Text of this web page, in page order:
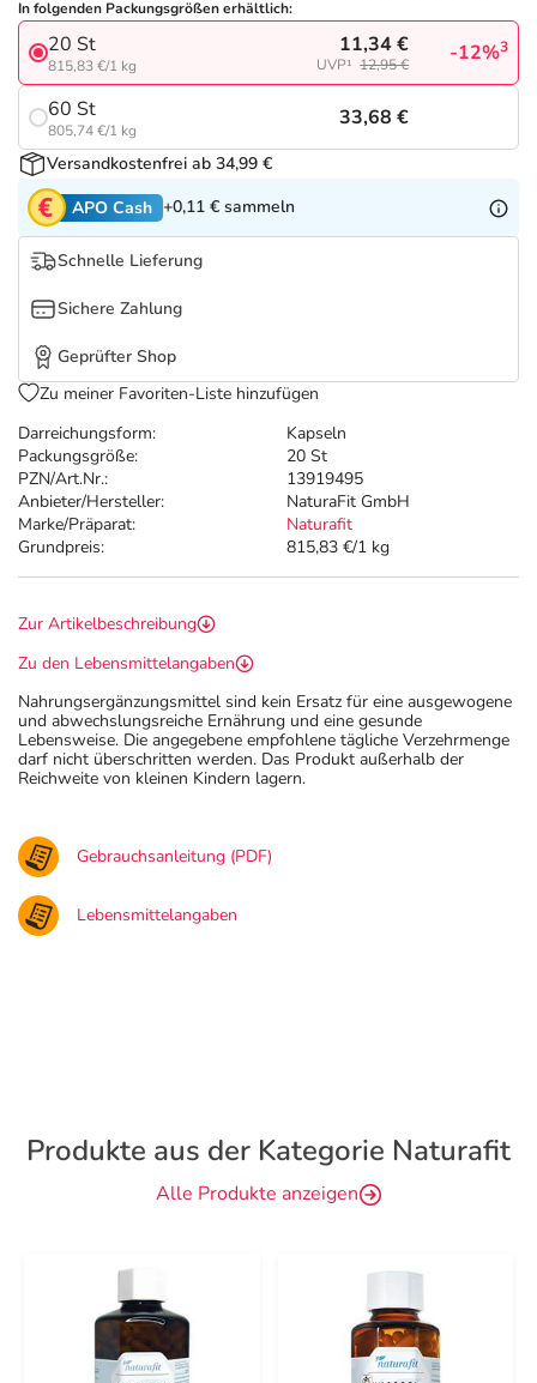
Tierapotheke
Vitamine & Mineralstoffe
Marken
Salus Deals
Darreichungsform:
Kapseln
Packungsgröße:
20 St
PZN/Art.Nr.:
13919495
Anbieter/Hersteller:
NaturaFit GmbH
Marke/Präparat:
Naturafit
Grundpreis:
815,83 €/1 kg
In folgenden Packungsgrößen erhältlich:
20 St
815,83 €/1 kg
11,34 €
UVP¹ 12,95 € -12%3
60 St
805,74 €/1 kg
33,68 €
Versandkostenfrei ab 34,99 €
APO Cash +0,11 € sammeln
Schnelle Lieferung
Sichere Zahlung
Geprüfter Shop
Zu meiner Favoriten-Liste hinzufügen
Zur Artikelbeschreibung
Zu den Lebensmittelangaben
Nahrungsergänzungsmittel sind kein Ersatz für eine ausgewogene
und abwechslungsreiche Ernährung und eine gesunde
Lebensweise. Die angegebene empfohlene tägliche Verzehrmenge
darf nicht überschritten werden. Das Produkt außerhalb der
Reichweite von kleinen Kindern lagern.
Gebrauchsanleitung (PDF)
Lebensmittelangaben
Produkte aus der Kategorie Naturafit
Alle Produkte anzeigen